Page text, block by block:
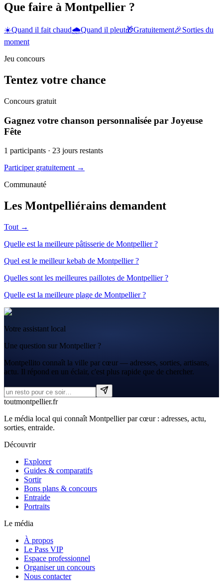
Que faire à Montpellier ?
☀️Quand il fait chaud🌧️Quand il pleut🎁Gratuitement🎉Sorties du
moment
Jeu concours
Tentez votre chance
Concours gratuit
Gagnez votre chanson personnalisée par Joyeuse
Fête
1 participants · 23 jours restants
Participer gratuitement →
Communauté
Les Montpelliérains demandent
Tout →
Quelle est la meilleure pâtisserie de Montpellier ?
Quel est le meilleur kebab de Montpellier ?
Quelles sont les meilleures paillotes de Montpellier ?
Quelle est la meilleure plage de Montpellier ?
Votre assistant local
Une question sur Montpellier ?
Montpellito connaît la ville par cœur — adresses, sorties, artisans,
actu. Il répond en un éclair, c'est plus rapide que de chercher.
toutmontpellier.fr
Le média local qui connaît Montpellier par cœur : adresses, actu,
sorties, entraide.
Découvrir
Explorer
Guides & comparatifs
Sortir
Bons plans & concours
Entraide
Portraits
Le média
À propos
Le Pass VIP
Espace professionnel
Organiser un concours
Nous contacter